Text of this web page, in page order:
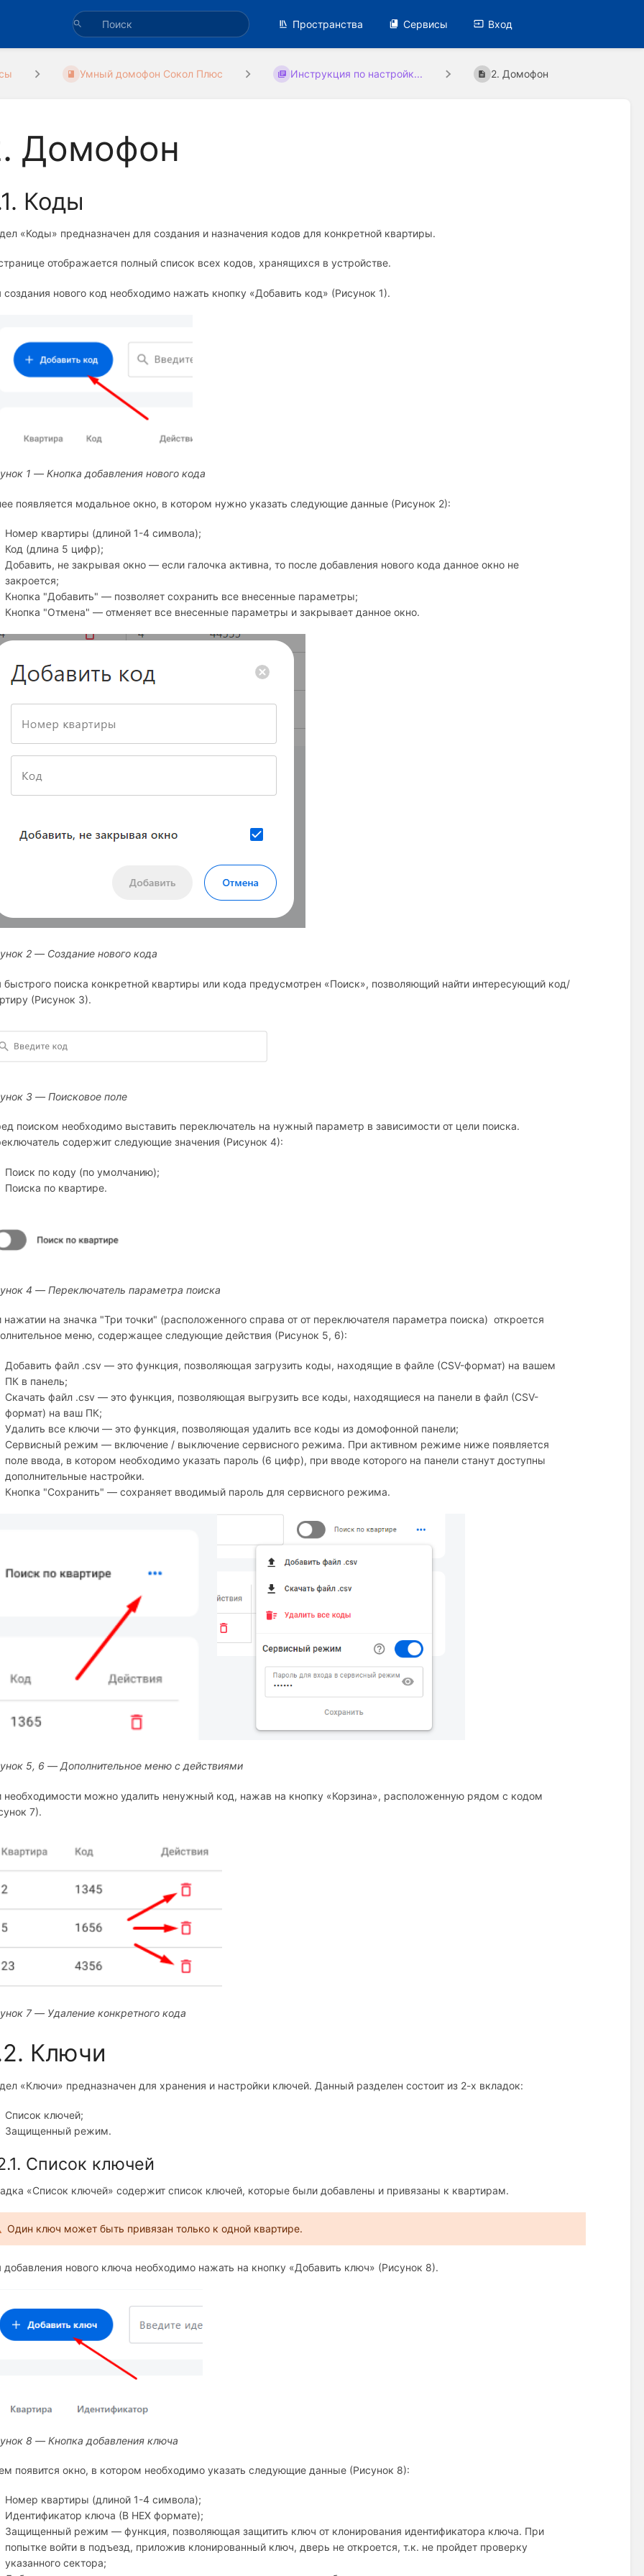
Пространства Сервисы Вход
Умный домофон Сокол Плюс Инструкция по настройк... 2. Домофон
Домофон
Коды
«Коды» предназначен для создания и назначения кодов для конкретной квартиры.
отображается полный список всех кодов, хранящихся в устройстве.
создания нового код необходимо нажать кнопку «Добавить код» (Рисунок 1).
1 — Кнопка добавления нового кода
появляется модальное окно, в котором нужно указать следующие данные (Рисунок 2):
Номер квартиры (длиной 1-4 символа);
Код (длина 5 цифр);
Добавить, не закрывая окно — если галочка активна, то после добавления нового кода данное окно не
закроется;
Кнопка "Добавить" — позволяет сохранить все внесенные параметры;
Кнопка "Отмена" — отменяет все внесенные параметры и закрывает данное окно.
2 — Создание нового кода
быстрого поиска конкретной квартиры или кода предусмотрен «Поиск», позволяющий найти интересующий код/
(Рисунок 3).
3 — Поисковое поле
поиском необходимо выставить переключатель на нужный параметр в зависимости от цели поиска.
содержит следующие значения (Рисунок 4):
Поиск по коду (по умолчанию);
Поиска по квартире.
4 — Переключатель параметра поиска
нажатии на значка "Три точки" (расположенного справа от от переключателя параметра поиска) откроется
меню, содержащее следующие действия (Рисунок 5, 6):
Добавить файл .csv — это функция, позволяющая загрузить коды, находящие в файле (CSV-формат) на вашем
ПК в панель;
Скачать файл .csv — это функция, позволяющая выгрузить все коды, находящиеся на панели в файл (CSV-
формат) на ваш ПК;
Удалить все ключи — это функция, позволяющая удалить все коды из домофонной панели;
Сервисный режим — включение / выключение сервисного режима. При активном режиме ниже появляется
поле ввода, в котором необходимо указать пароль (6 цифр), при вводе которого на панели станут доступны
дополнительные настройки.
Кнопка "Сохранить" — сохраняет вводимый пароль для сервисного режима.
5, 6 — Дополнительное меню с действиями
необходимости можно удалить ненужный код, нажав на кнопку «Корзина», расположенную рядом с кодом
7).
7 — Удаление конкретного кода
Ключи
«Ключи» предназначен для хранения и настройки ключей. Данный разделен состоит из 2-х вкладок:
Список ключей;
Защищенный режим.
Список ключей
«Список ключей» содержит список ключей, которые были добавлены и привязаны к квартирам.
Один ключ может быть привязан только к одной квартире.
добавления нового ключа необходимо нажать на кнопку «Добавить ключ» (Рисунок 8).
8 — Кнопка добавления ключа
появится окно, в котором необходимо указать следующие данные (Рисунок 8):
Номер квартиры (длиной 1-4 символа);
Идентификатор ключа (В НЕХ формате);
Защищенный режим — функция, позволяющая защитить ключ от клонирования идентификатора ключа. При
попытке войти в подъезд, приложив клонированный ключ, дверь не откроется, т.к. не пройдет проверку
указанного сектора;